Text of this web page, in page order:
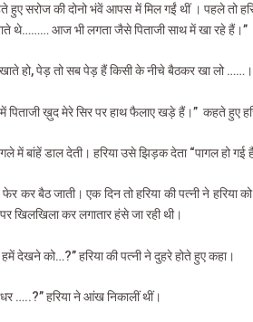
हुए सरोज की दोनो भंवें आपस में मिल गईं थीं । पहले तो
थे……… आज भी लगता जैसे पिताजी साथ में खा रहे हैं।”
खाते हो, पेड़ तो सब पेड़ हैं किसी के नीचे बैठकर खा लो
ख़ुद मेरे सिर पर हाथ फैलाए खड़े हैं।” कहते हुए
में बांहें डाल देती। हरिया उसे झिड़क देता “पागल हो गई
कर बैठ जाती। एक दिन तो हरिया की पत्नी ने
खिलखिला कर लगातार हंसे जा रही थी।
देखने को…?” हरिया की पत्नी ने दुहरे होते हुए कहा।
…..?” हरिया ने आंख निकालीं थीं।